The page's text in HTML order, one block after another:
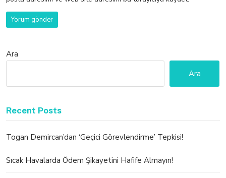
Ara
Ara
Recent Posts
Togan Demircan’dan ‘Geçici Görevlendirme’ Tepkisi!
Sıcak Havalarda Ödem Şikayetini Hafife Almayın!